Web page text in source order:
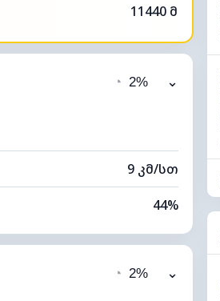
11440 მ
◔ 2% ⌄
9 კმ/სთ
44%
10%
10 კმ
◔ 2% ⌄